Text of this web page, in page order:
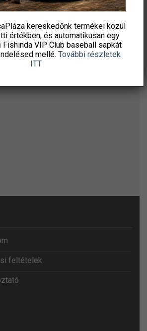
feltételek
kereskedőnk termékei közül
értékben, és automatikusan egy
Fishinda VIP Club baseball sapkát
mellé. További részletek
ITT